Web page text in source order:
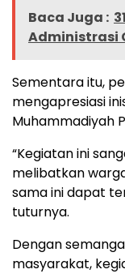
Baca Juga :
Administrasi
Sementara itu,
mengapresiasi
Muhammadiyah
“Kegiatan ini
melibatkan
sama ini dapat
tuturnya.
Dengan
masyarakat,